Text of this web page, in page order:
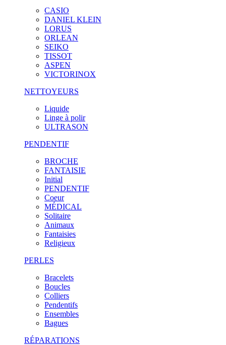
CASIO
DANIEL KLEIN
LORUS
ORLEAN
SEIKO
TISSOT
ASPEN
VICTORINOX
NETTOYEURS
Liquide
Linge à polir
ULTRASON
PENDENTIF
BROCHE
FANTAISIE
Initial
PENDENTIF
Coeur
MÉDICAL
Solitaire
Animaux
Fantaisies
Religieux
PERLES
Bracelets
Boucles
Colliers
Pendentifs
Ensembles
Bagues
RÉPARATIONS